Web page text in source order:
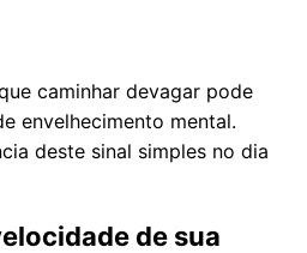
caminhar devagar pode
envelhecimento mental.
deste sinal simples no dia
de sua